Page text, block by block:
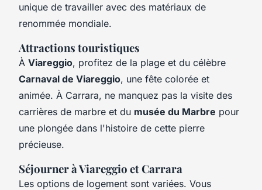
unique de travailler avec des matériaux de
renommée mondiale.
Attractions touristiques
À Viareggio, profitez de la plage et du célèbre
Carnaval de Viareggio, une fête colorée et
animée. À Carrara, ne manquez pas la visite des
carrières de marbre et du musée du Marbre pour
une plongée dans l'histoire de cette pierre
précieuse.
Séjourner à Viareggio et Carrara
Les options de logement sont variées. Vous